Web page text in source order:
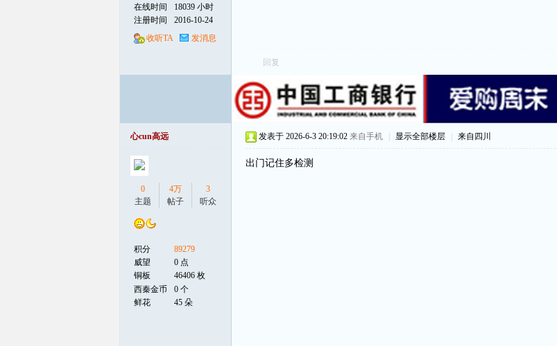
在线时间
18039 小时
注册时间
2016-10-24
收听TA
发消息
回复
心cun高远
0
主题
4万
帖子
3
听众
积分
89279
威望
0 点
铜板
46406 枚
西秦金币
0 个
鲜花
45 朵
发表于 2026-6-3 20:19:02 来自手机 显示全部楼层 来自四川
出门记住多检测